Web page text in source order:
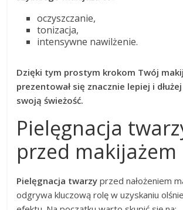
oczyszczanie,
tonizacja,
intensywne nawilżenie.
Dzięki tym prostym krokom Twój
prezentował się znacznie lepiej i
swoją świeżość.
Pielęgnacja
przed makijażem
Pielęgnacja twarzy przed nałożeniem
odgrywa kluczową rolę w uzyskaniu